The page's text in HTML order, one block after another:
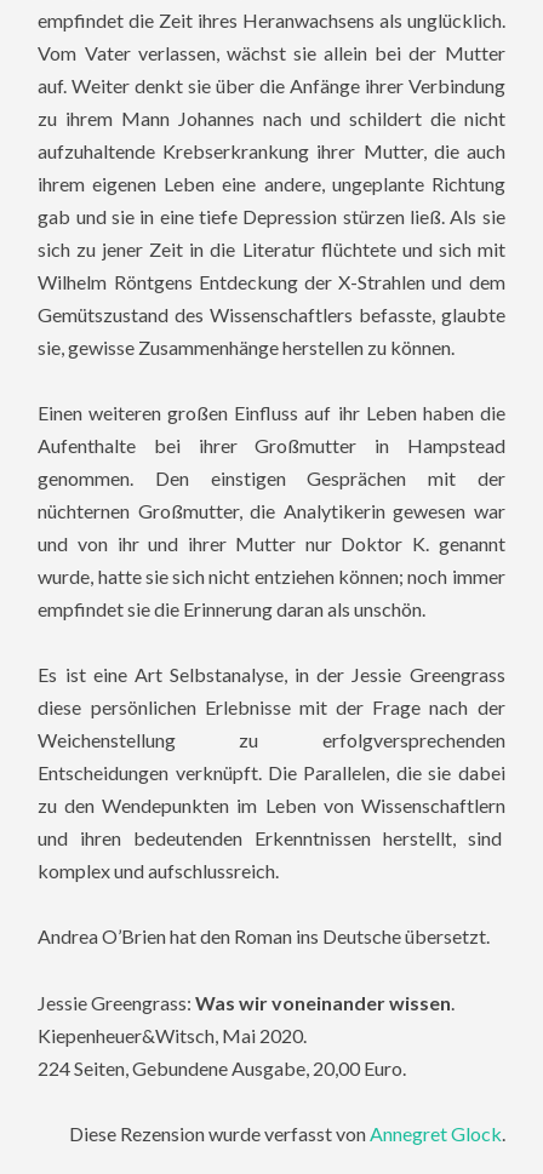
empfindet die Zeit ihres Heranwachsens als unglücklich.
Vom Vater verlassen, wächst sie allein bei der Mutter
auf. Weiter denkt sie über die Anfänge ihrer Verbindung
zu ihrem Mann Johannes nach und schildert die nicht
aufzuhaltende Krebserkrankung ihrer Mutter, die auch
ihrem eigenen Leben eine andere, ungeplante Richtung
gab und sie in eine tiefe Depression stürzen ließ. Als sie
sich zu jener Zeit in die Literatur flüchtete und sich mit
Wilhelm Röntgens Entdeckung der X-Strahlen und dem
Gemütszustand des Wissenschaftlers befasste, glaubte
sie, gewisse Zusammenhänge herstellen zu können.
Einen weiteren großen Einfluss auf ihr Leben haben die
Aufenthalte bei ihrer Großmutter in Hampstead
genommen. Den einstigen Gesprächen mit der
nüchternen Großmutter, die Analytikerin gewesen war
und von ihr und ihrer Mutter nur Doktor K. genannt
wurde, hatte sie sich nicht entziehen können; noch immer
empfindet sie die Erinnerung daran als unschön.
Es ist eine Art Selbstanalyse, in der Jessie Greengrass
diese persönlichen Erlebnisse mit der Frage nach der
Weichenstellung zu erfolgversprechenden
Entscheidungen verknüpft. Die Parallelen, die sie dabei
zu den Wendepunkten im Leben von Wissenschaftlern
und ihren bedeutenden Erkenntnissen herstellt, sind
komplex und aufschlussreich.
Andrea O’Brien hat den Roman ins Deutsche übersetzt.
Jessie Greengrass:Was wir voneinander wissen
Kiepenheuer&Witsch, Mai 2020.
224 Seiten, Gebundene Ausgabe, 20,00 Euro.
Diese Rezension wurde verfasst von Annegret Glock